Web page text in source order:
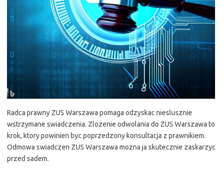
Radca prawny ZUS Warszawa pomaga odzyskac nieslusznie
wstrzymane swiadczenia. Zlozenie odwolania do ZUS Warszawa to
krok, ktory powinien byc poprzedzony konsultacja z prawnikiem.
Odmowa swiadczen ZUS Warszawa mozna ja skutecznie zaskarzyc
przed sadem.